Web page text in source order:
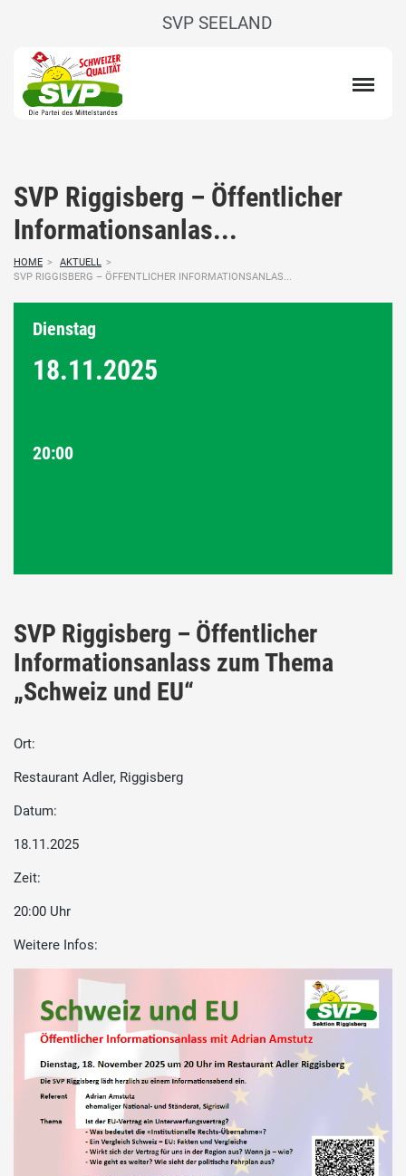
SVP SEELAND
SVP Riggisberg – Öffentlicher
Informationsanlas...
HOME > AKTUELL >
SVP RIGGISBERG – ÖFFENTLICHER INFORMATIONSANLAS...
Dienstag
18.11.2025
20:00
SVP Riggisberg – Öffentlicher
Informationsanlass zum Thema
„Schweiz und EU“
Ort:
Restaurant Adler, Riggisberg
Datum:
18.11.2025
Zeit:
20:00 Uhr
Weitere Infos: